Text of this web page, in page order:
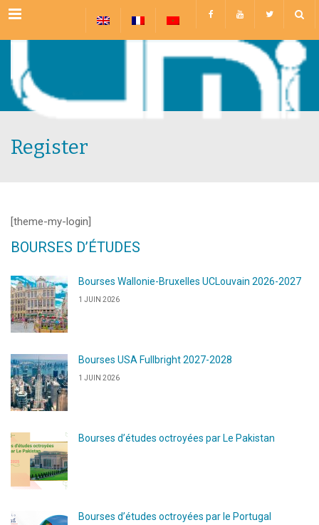
Menu
Register
[theme-my-login]
BOURSES D’ÉTUDES
Bourses Wallonie-Bruxelles UCLouvain 2026-2027
1 JUIN 2026
Bourses USA Fullbright 2027-2028
1 JUIN 2026
Bourses d’études octroyées par Le Pakistan
Bourses d’études octroyées par le Portugal